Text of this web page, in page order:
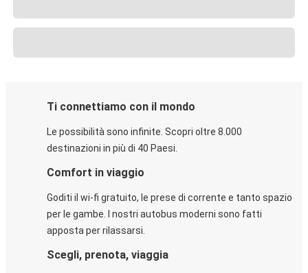
Ti connettiamo con il mondo
Le possibilità sono infinite. Scopri oltre 8.000
destinazioni in più di 40 Paesi.
Comfort in viaggio
Goditi il wi-fi gratuito, le prese di corrente e tanto spazio
per le gambe. I nostri autobus moderni sono fatti
apposta per rilassarsi.
Scegli, prenota, viaggia